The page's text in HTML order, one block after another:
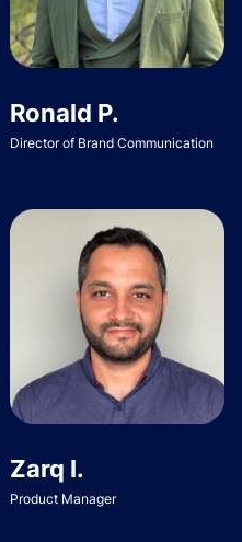
Ronald P.
Director of Brand Communication
Zarq I.
Product Manager